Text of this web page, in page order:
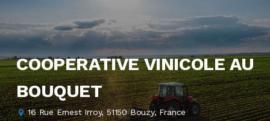
COOPERATIVE VINICOLE AU
BOUQUET
16 Rue Ernest Irroy, 51150 Bouzy, France